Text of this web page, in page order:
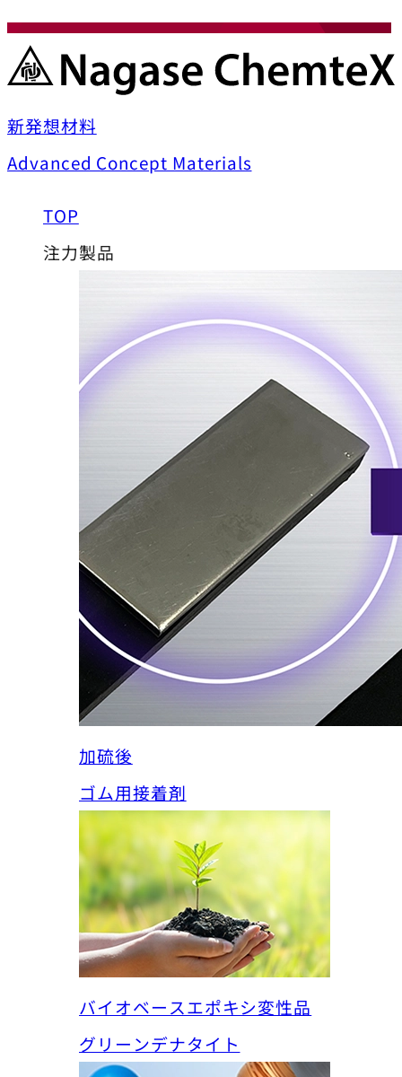
新発想材料
Advanced Concept Materials
TOP
注力製品
加硫後
ゴム用接着剤
バイオベースエポキシ変性品
グリーンデナタイト